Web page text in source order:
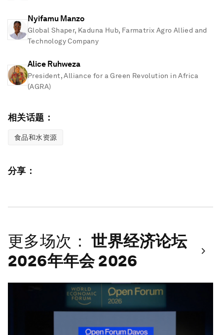
Nyifamu Manzo
Global Shaper, Kaduna Hub, Farmatrix Agro Allied and
Technology Company
Alice Ruhweza
President, Alliance for a Green Revolution in Africa
(AGRA)
相关话题：
食品和水资源
分享：
更多场次： 世界经济论坛
2026年年会 2026